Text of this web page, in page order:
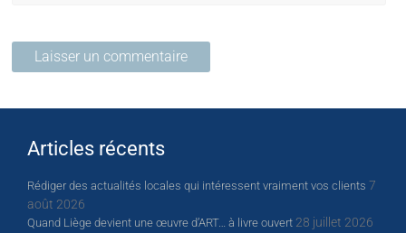
Articles récents
Rédiger des actualités locales qui intéressent vraiment vos clients 7
août 2026
Quand Liège devient une œuvre d’ART… à livre ouvert 28 juillet 2026